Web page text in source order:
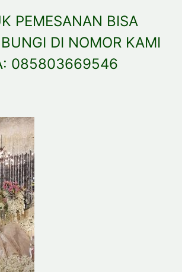
PEMESANAN BISA
DI NOMOR KAMI
085803669546